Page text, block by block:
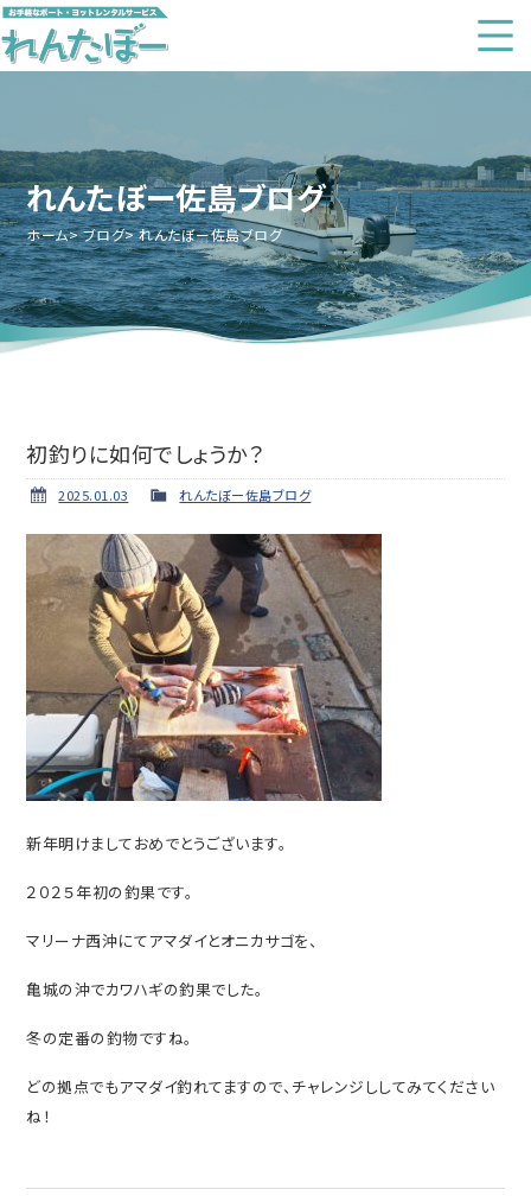
れんたぼー佐島ブログ
ホーム ブログ れんたぼー佐島ブログ
初釣りに如何でしょうか？
2025.01.03 れんたぼー佐島ブログ
新年明けましておめでとうございます。
２０２５年初の釣果です。
マリーナ西沖にてアマダイとオニカサゴを、
亀城の沖でカワハギの釣果でした。
冬の定番の釣物ですね。
どの拠点でもアマダイ釣れてますので、チャレンジししてみてください
ね！